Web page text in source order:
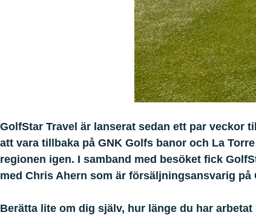
GolfStar Travel är lanserat sedan ett par veckor
att vara tillbaka på GNK Golfs banor och La
regionen igen. I samband med besöket fick
med Chris Ahern som är försäljningsansvarig på
Berätta lite om dig själv, hur länge du har